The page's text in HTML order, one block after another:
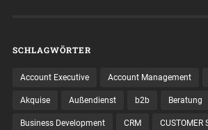
SCHLAGWÖRTER
Account Executive Account Management
Akquise Außendienst b2b Beratung
Business Development CRM CUSTOMER